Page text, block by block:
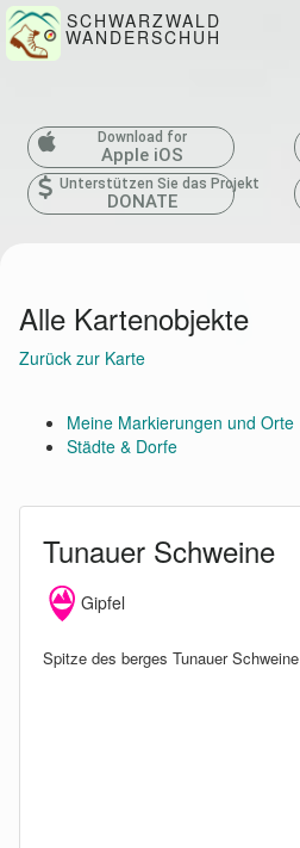
SCHWARZWALD
WANDERSCHUH
Download for
Apple iOS
Unterstützen Sie das Projekt
DONATE
Alle Kartenobjekte
Zurück zur Karte
Meine Markierungen und Orte
Städte & Dorfe
Tunauer Schweine
Gipfel
Spitze des berges Tunauer Schweine